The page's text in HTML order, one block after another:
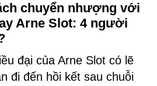
chuyển nhượng với
Arne Slot: 4 người
đại của Arne Slot có lẽ
đi đến hồi kết sau chuỗi